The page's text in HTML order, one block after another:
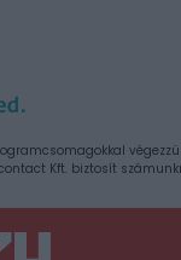
Kft. biztosít